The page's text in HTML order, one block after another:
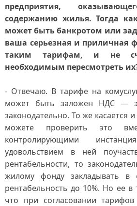
предприятия,
содержанию жилья. Тогда
может быть банкротом или
ваша серьезная и приличная
таким тарифам, и не
необходимым пересмотреть
- Отвечаю. В тарифе на
может быть заложен НДС —
законодательно. То же касается
можете проверить это
контролирующими
удовольствием в ней
рентабельности, то
жилому фонду закладывать в
рентабельность до 10%. Но ее в
что при согласовании